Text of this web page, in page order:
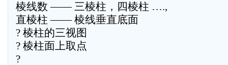
棱线数 —— 三棱柱，四棱柱 ….,
直棱柱 —— 棱线垂直底面
? 棱柱的三视图
? 棱柱面上取点
?